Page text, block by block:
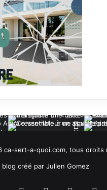
ca-sert-a-quoi.com, tous droits
blog créé par Julien Gomez